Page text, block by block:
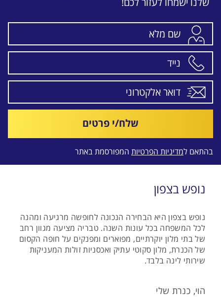
שלח/י פרטים
בהתאם למדיניות הפרטיות המפורסמת באתר
נופש בצפון
נופש בצפון היא הבחירה הנכונה לחופשה מרגיעה ומהנה
לכל המשפחה בכל עונות השנה. טבריה מציעה מגוון רחב
של בתי מלון יוקרתיים, מפוארים ומפנקים על חופה הקסום
של הכנרת, מלון סקוטי עתיק ואכסניות זולות המעניקות
שירותי לינה בלבד.
הוי, כנרת שלי